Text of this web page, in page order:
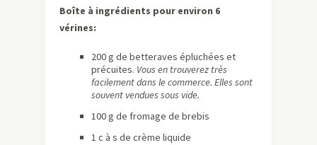
Boîte à ingrédients pour environ 6
vérines:
200 g de betteraves épluchées et
précuites. Vous en trouverez très
facilement dans le commerce. Elles sont
souvent vendues sous vide.
100 g de fromage de brebis
1 c à s de crème liquide